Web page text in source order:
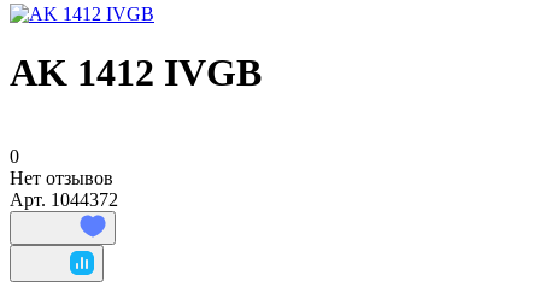
AK 1412 IVGB
0
Нет отзывов
Арт. 1044372